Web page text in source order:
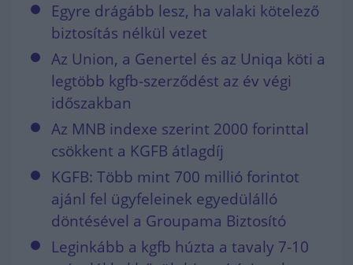
Egyre drágább lesz, ha valaki kötelező
biztosítás nélkül vezet
Az Union, a Genertel és az Uniqa köti a
legtöbb kgfb-szerződést az év végi
időszakban
Az MNB indexe szerint 2000 forinttal
csökkent a KGFB átlagdíj
KGFB: Több mint 700 millió forintot
ajánl fel ügyfeleinek egyedülálló
döntésével a Groupama Biztosító
Leginkább a kgfb húzta a tavaly 7-10